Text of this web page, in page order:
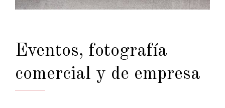
Eventos, fotografía
comercial y de empresa